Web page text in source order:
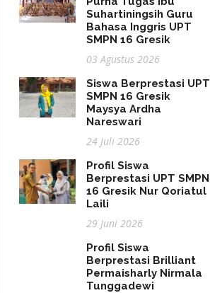
Suhartiningsih Guru
Bahasa Inggris UPT
SMPN 16 Gresik
03 Agustus 2026
Siswa Berprestasi UPT
SMPN 16 Gresik
Maysya Ardha
Nareswari
24 Juli 2026
Profil Siswa
Berprestasi UPT SMPN
16 Gresik Nur Qoriatul
Laili
29 Juni 2026
Profil Siswa
Berprestasi Brilliant
Permaisharly Nirmala
Tunggadewi